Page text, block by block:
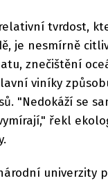
tvrdost,
je nesmírně
znečištění
viníky
"Nedokáží se
řekl
univerzity